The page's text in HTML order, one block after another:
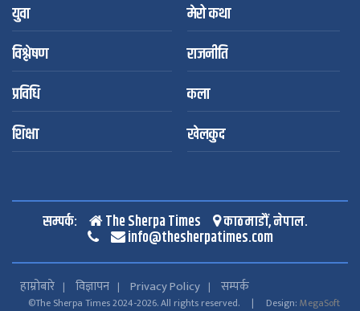
युवा
मेरो कथा
विश्लेषण
राजनीति
प्रविधि
कला
शिक्षा
खेलकुद
सम्पर्क: The Sherpa Times काठमाडौं, नेपाल.
info@thesherpatimes.com
हाम्रोबारे विज्ञापन Privacy Policy सम्पर्क
©The Sherpa Times 2024-2026. All rights reserved. | Design: MegaSoft